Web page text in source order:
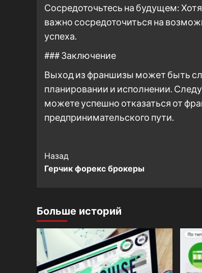
Сосредоточьтесь на будущем:
важно сосредоточиться на
успеха.
### Заключение
Выход из франшизы может быть
планировании и исполнении.
можете успешно отказаться от
предпринимательского пути.
Post
Navigation
Назад
Герчик форекс брокеры
Больше историй